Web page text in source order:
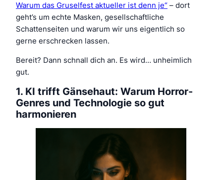
Warum das Gruselfest aktueller ist denn je“ – dort
geht’s um echte Masken, gesellschaftliche
Schattenseiten und warum wir uns eigentlich so
gerne erschrecken lassen.
Bereit? Dann schnall dich an. Es wird… unheimlich
gut.
1. KI trifft Gänsehaut: Warum Horror-
Genres und Technologie so gut
harmonieren